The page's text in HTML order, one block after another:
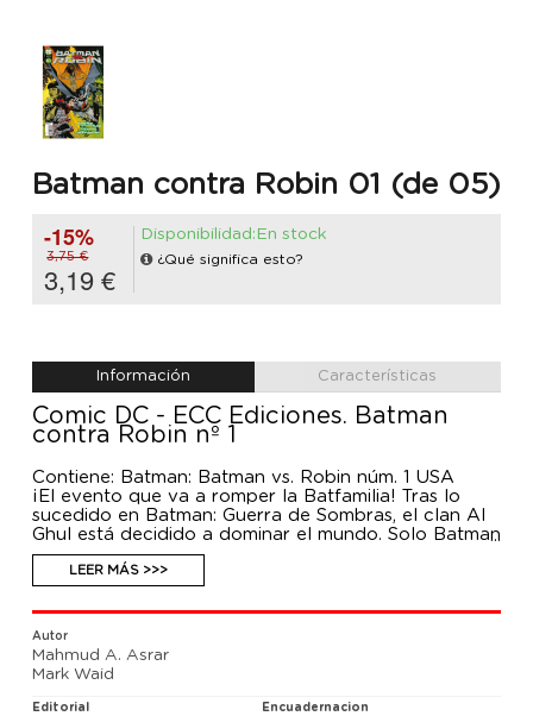
Batman contra Robin 01 (de 05)
-15%
3,75 €
3,19 €
Disponibilidad:En stock
¿Qué significa esto?
Información Características
Comic DC - ECC Ediciones. Batman
contra Robin nº 1
Contiene: Batman: Batman vs. Robin núm. 1 USA
¡El evento que va a romper la Batfamilia! Tras lo
sucedido en Batman: Guerra de Sombras, el clan Al
Ghul está decidido a dominar el mundo. Solo Batman
puede evitarlo. Y lo hará, aunque tenga que
enfrentarse contra su propio hijo: Robin. ¡La historia
que marcará el destino del Caballero Oscuro!
LEER MÁS >>>
Autor
Mahmud A. Asrar
Mark Waid
Editorial Encuadernacion